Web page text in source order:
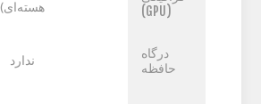
(GPU)
هسته‌ای)
درگاه
حافظه
ندارد